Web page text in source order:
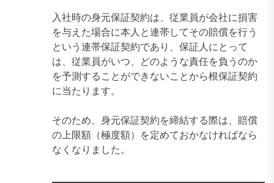
入社時の身元保証契約は、従業員が会社に損害
を与えた場合に本人と連帯してその賠償を行う
という連帯保証契約であり、保証人にとって
は、従業員がいつ、どのような責任を負うのか
を予測することができないことから根保証契約
に当たります。
そのため、身元保証契約を締結する際は、賠償
の上限額（極度額）を定めておかなければなら
なくなりました。